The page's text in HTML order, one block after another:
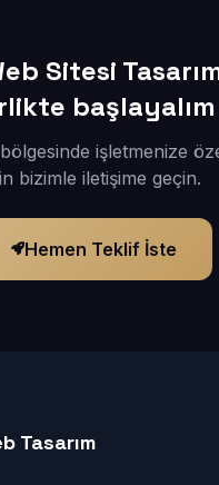
Sitesi
başlayalım
işletmenize
bizimle iletişime geçin.
Hemen Teklif İste
Tasarım